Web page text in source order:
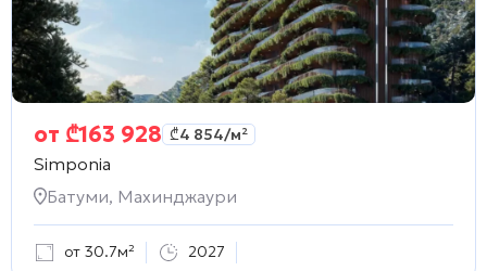
от ₾163 928 ₾4 854/м²
Simponia
Батуми, Махинджаури
от 30.7м² 2027